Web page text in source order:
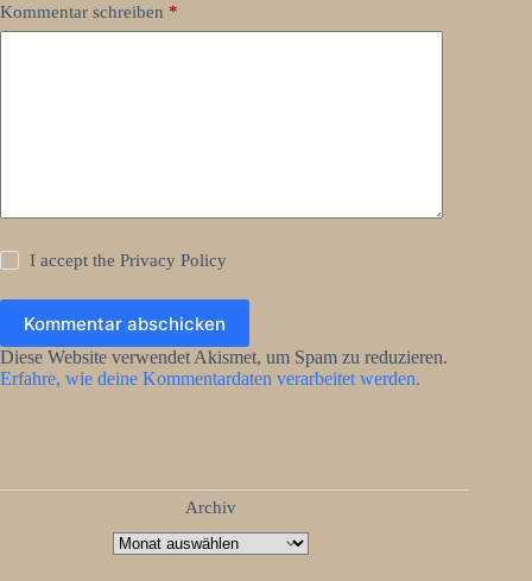
Kommentar schreiben *
I accept thePrivacy Policy
Kommentar abschicken
Diese Website verwendet Akismet, um Spam zu reduzieren.
Erfahre, wie deine Kommentardaten verarbeitet werden.
Archiv